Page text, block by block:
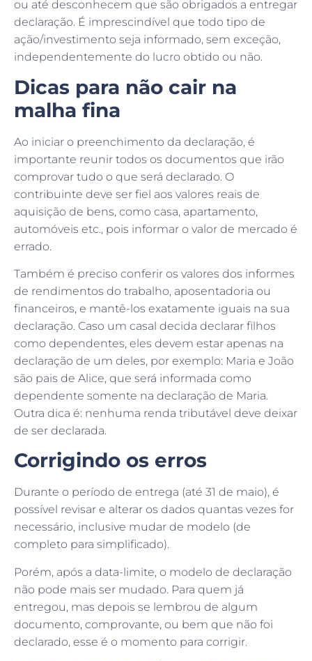
declaração. É imprescindível que todo tipo de
ação/investimento seja informado, sem exceção,
independentemente do lucro obtido ou não.
Dicas para não cair na
malha fina
Ao iniciar o preenchimento da declaração, é
importante reunir todos os documentos que irão
comprovar tudo o que será declarado. O
contribuinte deve ser fiel aos valores reais de
aquisição de bens, como casa, apartamento,
automóveis etc., pois informar o valor de mercado é
errado.
Também é preciso conferir os valores dos informes
de rendimentos do trabalho, aposentadoria ou
financeiros, e mantê-los exatamente iguais na sua
declaração. Caso um casal decida declarar filhos
como dependentes, eles devem estar apenas na
declaração de um deles, por exemplo: Maria e João
são pais de Alice, que será informada como
dependente somente na declaração de Maria.
Outra dica é: nenhuma renda tributável deve deixar
de ser declarada.
Corrigindo os erros
Durante o período de entrega (até 31 de maio), é
possível revisar e alterar os dados quantas vezes for
necessário, inclusive mudar de modelo (de
completo para simplificado).
Porém, após a data-limite, o modelo de declaração
não pode mais ser mudado. Para quem já
entregou, mas depois se lembrou de algum
documento, comprovante, ou bem que não foi
declarado, esse é o momento para corrigir.